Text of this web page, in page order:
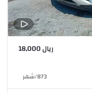
ريال 18,000
873
/شهر